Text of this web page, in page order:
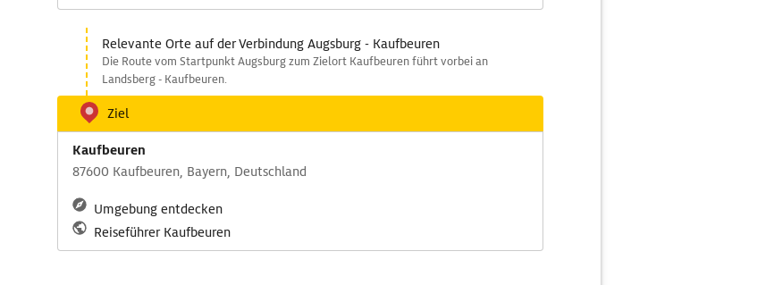
Relevante Orte auf der Verbindung Augsburg - Kaufbeuren
Die Route vom Startpunkt Augsburg zum Zielort Kaufbeuren führt vorbei an
Landsberg - Kaufbeuren.
Ziel
Kaufbeuren
87600 Kaufbeuren, Bayern, Deutschland
Umgebung entdecken
Reiseführer Kaufbeuren